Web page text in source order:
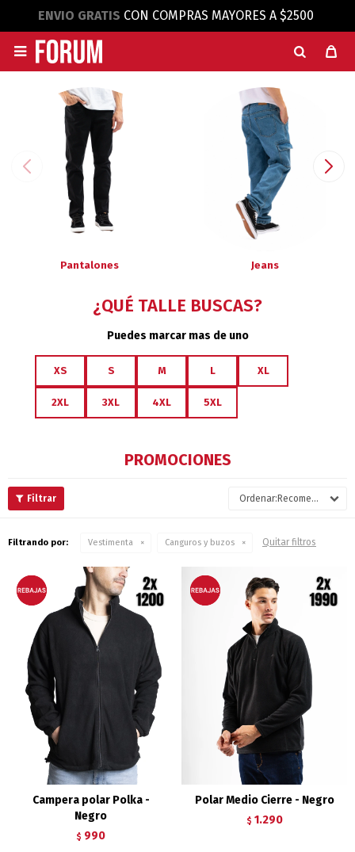
ENVIO GRATIS CON COMPRAS MAYORES A $2500

Pantalones Jeans
¿QUÉ TALLE BUSCAS?
Puedes marcar mas de uno
XS S M L XL
2XL 3XL 4XL 5XL
PROMOCIONES
Recomendados
Filtrando por: Vestimenta Canguros y buzos Quitar filtros
Campera polar Polka -
Negro
$ 990
Polar Medio Cierre - Negro
$ 1.290